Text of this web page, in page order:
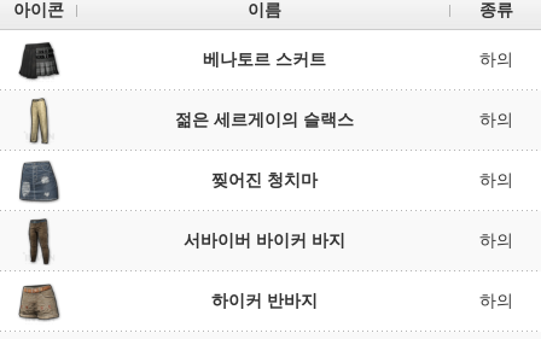
아이콘 이름 종류
베나토르 스커트 하의
젊은 세르게이의 슬랙스 하의
찢어진 청치마 하의
서바이버 바이커 바지 하의
하이커 반바지 하의